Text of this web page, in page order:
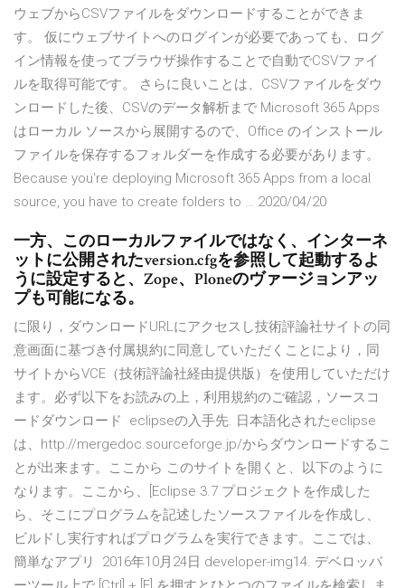
ウェブからCSVファイルをダウンロードすることができま
す。 仮にウェブサイトへのログインが必要であっても、ログ
イン情報を使ってブラウザ操作することで自動でCSVファイ
ルを取得可能です。 さらに良いことは、CSVファイルをダウ
ンロードした後、CSVのデータ解析まで Microsoft 365 Apps
はローカル ソースから展開するので、Office のインストール
ファイルを保存するフォルダーを作成する必要があります。
Because you're deploying Microsoft 365 Apps from a local
source, you have to create folders to … 2020/04/20
一方、このローカルファイルではなく、インターネ
ットに公開されたversion.cfgを参照して起動するよ
うに設定すると、Zope、Ploneのヴァージョンアッ
プも可能になる。
に限り，ダウンロードURLにアクセスし技術評論社サイトの同
意画面に基づき付属規約に同意していただくことにより，同
サイトからVCE（技術評論社経由提供版）を使用していただけ
ます。必ず以下をお読みの上，利用規約のご確認，ソースコ
ードダウンロード eclipseの入手先. 日本語化されたeclipse
は、http://mergedoc.sourceforge.jp/からダウンロードするこ
とが出来ます。ここから このサイトを開くと、以下のように
なります。ここから、[Eclipse 3.7 プロジェクトを作成した
ら、そこにプログラムを記述したソースファイルを作成し、
ビルドし実行すればプログラムを実行できます。ここでは、
簡単なアプリ 2016年10月24日 developer-img14. デベロッパ